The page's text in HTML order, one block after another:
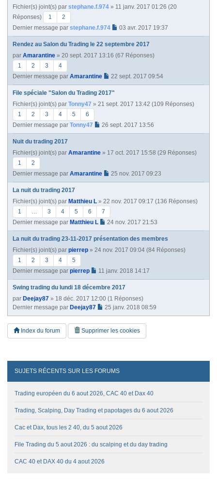
Fichier(s) joint(s) par stephane.f.974 » 11 janv. 2017 01:26 (20
Réponses)
1
2
Dernier message par stephane.f.974 03 avr. 2017 19:37
Rendez au Salon du Trading le 22 septembre 2017
par Amarantine » 20 sept. 2017 13:16 (67 Réponses)
1
2 3
4
Dernier message par Amarantine 22 sept. 2017 09:54
File spéciale "Salon du Trading 2017"
Fichier(s) joint(s) par Tonny47 » 21 sept. 2017 13:42 (109 Réponses)
1
2 3 4 5
6
Dernier message par Tonny47 26 sept. 2017 13:56
Nuit du trading 2017
Fichier(s) joint(s) par Amarantine » 17 oct. 2017 15:58 (29 Réponses)
1
2
Dernier message par Amarantine 25 nov. 2017 09:23
La nuit du trading 2017
Fichier(s) joint(s) par Matthieu L » 22 nov. 2017 09:17 (136 Réponses)
1
… 3 4 5 6
7
Dernier message par Matthieu L 24 nov. 2017 21:53
La nuit du trading 23-11-2017 présentation des membres
Fichier(s) joint(s) par pierrep » 24 nov. 2017 09:04 (84 Réponses)
1
2 3 4
5
Dernier message par pierrep 11 janv. 2018 14:17
Swing trading du lundi 18 décembre 2017
par Deejay87 » 18 déc. 2017 12:00 (1 Réponses)
Dernier message par Deejay87 25 janv. 2018 08:59
Index du forum Supprimer les cookies
SUJETS RÉCENTS SUR LES FORUMS
Trading européen du 6 aout 2026, CAC 40 et Dax 40
Trading, Scalping, Day Trading et papotages du 6 aout 2026
Cac et Dax, tous les 2 40, du 5 aout 2026
File Trading du 5 aout 2026 : du scalping et du day trading
CAC 40 et DAX 40 du 4 aout 2026